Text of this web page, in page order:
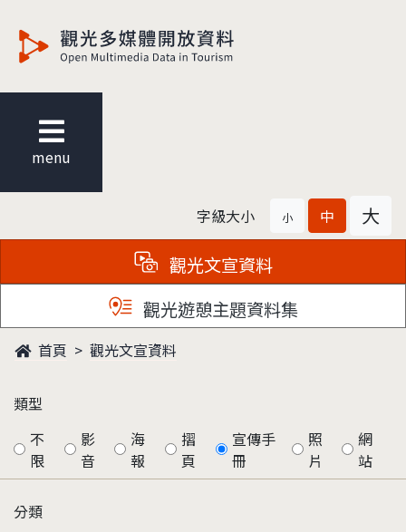
menu
字級大小 小 中 大
觀光文宣資料
觀光遊憩主題資料集
首頁 觀光文宣資料
類型
不
限
影
音
海
報
摺
頁
宣傳手
冊
照
片
網
站
分類